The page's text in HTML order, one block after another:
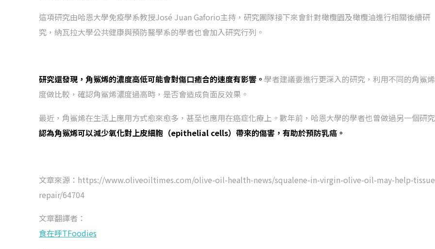
這項研究由哈恩大學免疫學系教授José Juan Gaforio主持，研究團隊接下來會針對橄欖園及橄欖油進行相關後續研
究，納瓦拉大學公共健康與預防醫學系的學者也會加入研究行列。
研究還發現，角鯊烯的濃度高低可能會對傷口癒合的速度有影響。 學者建議要進行更深入的研究，利用不同的角鯊
度做比較，確認角鯊烯濃度過高時，是否會造成負面反效果。
最近，角鯊烯在生活上應用方式愈來愈多，甚至也應用在癌症化療上。數年前，哈恩大學的學者也曾做過另一個研究
認為角鯊烯可以減少氧化對上皮細胞（epithelial cells）帶來的傷害，有助於預防乳癌。
文章來源：https://www.oliveoiltimes.com/olive-oil-health-news/squalene-in-virgin-olive-oil-may-help-
repair/64704
文章翻譯者：
食在呼TFoodies